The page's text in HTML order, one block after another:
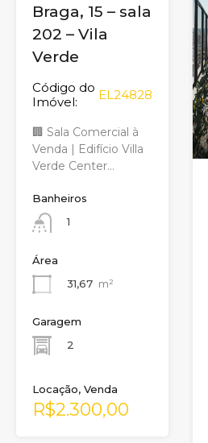
Braga, 15 – sala
202 – Vila
Verde
Código do
Imóvel:
EL24828
🏢 Sala Comercial à
Venda | Edifício Villa
Verde Center…
Banheiros
1
Área
31,67 m²
Garagem
2
Locação, Venda
R$2.300,00